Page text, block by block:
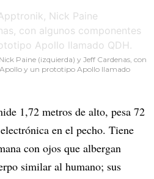
Paine (izquierda) y Jeff Cardenas, con
y un prototipo Apollo llamado
1,72 metros de alto, pesa 72
en el pecho. Tiene
con ojos que albergan
similar al humano; sus